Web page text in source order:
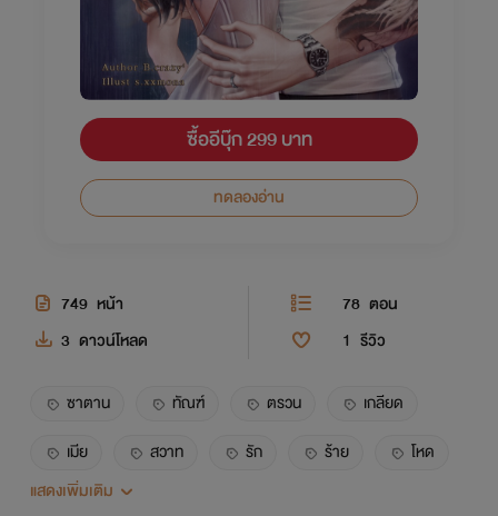
ซื้ออีบุ๊ก 299 บาท
ทดลองอ่าน
749 หน้า 78 ตอน
3 ดาวน์โหลด 1 รีวิว
ซาตาน ทัณฑ์ ตรวน
เกลียด
เมีย
สวาท รัก ร้าย
โหด
ดิบ
แสดงเพิ่มเติม